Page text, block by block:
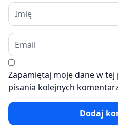
Zapamiętaj moje dane w
pisania kolejnych
Dodaj